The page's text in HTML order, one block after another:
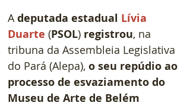
A deputada estadual Lívia
Duarte (PSOL) registrou, na
tribuna da Assembleia Legislativa
do Pará (Alepa), o seu repúdio ao
processo de esvaziamento do
Museu de Arte de Belém